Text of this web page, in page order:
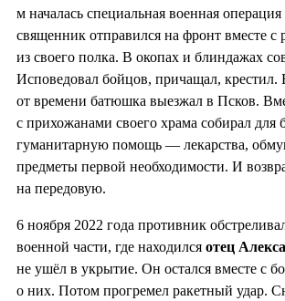
м началась специальная военная
священник отправился на фронт вместе с
из своего полка. В окопах и блиндажах
Исповедовал бойцов, причащал, крестил.
от времени батюшка выезжал в Псков.
с прихожанами своего храма собирал для
гуманитарную помощь — лекарства,
предметы первой необходимости. И
на передовую.
6 ноября 2022 года противник
военной части, где находился отец
не ушёл в укрытие. Он остался вместе с
о них. Потом прогремел ракетный удар.